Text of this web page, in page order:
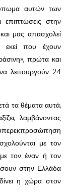
αυτών των
στην
μας απασχολεί
που έχουν
πρώτα και
λειτουργούν 24
τα θέματα αυτά,
λαμβάνοντας
με τον
τον έναν ή τον
στην Ελλάδα
η χώρα στον